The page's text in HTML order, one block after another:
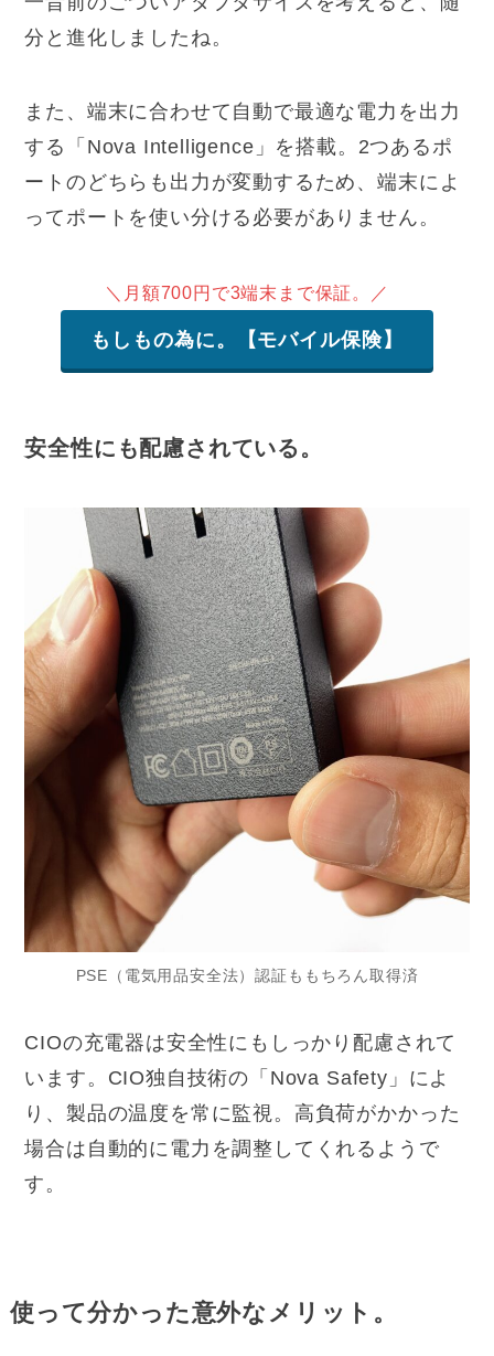
分と進化しましたね。
また、端末に合わせて自動で最適な電力を出力
する「Nova Intelligence」を搭載。2つあるポ
ートのどちらも出力が変動するため、端末によ
ってポートを使い分ける必要がありません。
＼月額700円で3端末まで保証。／
もしもの為に。【モバイル保険】
安全性にも配慮されている。
PSE（電気用品安全法）認証ももちろん取得済
CIOの充電器は安全性にもしっかり配慮されて
います。CIO独自技術の「Nova Safety」によ
り、製品の温度を常に監視。高負荷がかかった
場合は自動的に電力を調整してくれるようで
す。
使って分かった意外なメリット。